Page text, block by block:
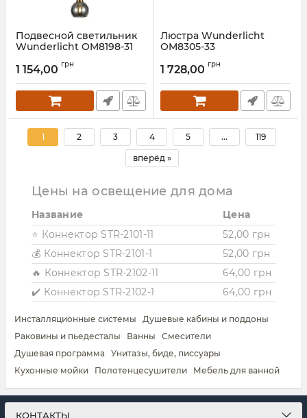
Подвесной светильник
Wunderlicht OM8198-31
1 154,00 грн
Люстра Wunderlicht
OM8305-33
1 728,00 грн
1 2 3 4 5 ... 119
вперёд »
Цены на освещение для дома
Название
Цена
⭐ Коннектор STR-2101-11
52,00 грн
💰 Коннектор STR-2101-1
52,00 грн
🔥 Коннектор STR-2102-11
64,00 грн
✔️ Коннектор STR-2102-1
64,00 грн
Инсталляционные системы
Душевые кабины и поддоны
Раковины и пьедесталы
Ванны
Смесители
Душевая программа
Унитазы, биде, писсуары
Кухонные мойки
Полотенцесушители Мебель для ванной
КОНТАКТЫ